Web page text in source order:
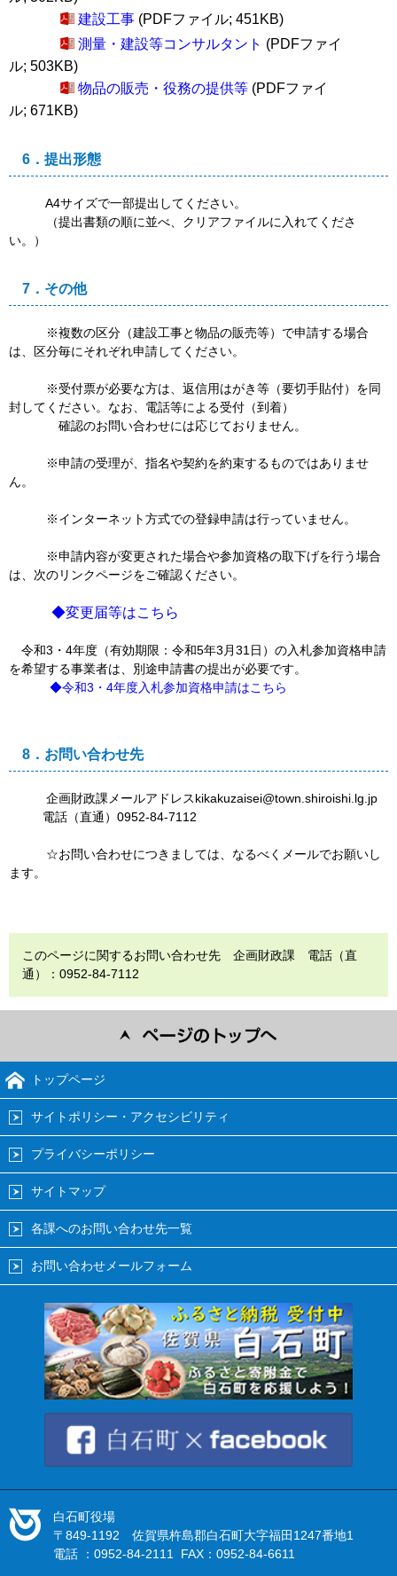
建設工事 (PDFファイル; 451KB)
測量・建設等コンサルタント (PDFファイ
ル; 503KB)
物品の販売・役務の提供等 (PDFファイ
ル; 671KB)
6．提出形態
A4サイズで一部提出してください。
（提出書類の順に並べ、クリアファイルに入れてくださ
い。）
7．その他
※複数の区分（建設工事と物品の販売等）で申請する場合
は、区分毎にそれぞれ申請してください。
※受付票が必要な方は、返信用はがき等（要切手貼付）を同
封してください。なお、電話等による受付（到着）
確認のお問い合わせには応じておりません。
※申請の受理が、指名や契約を約束するものではありませ
ん。
※インターネット方式での登録申請は行っていません。
※申請内容が変更された場合や参加資格の取下げを行う場合
は、次のリンクページをご確認ください。
◆変更届等はこちら
令和3・4年度（有効期限：令和5年3月31日）の入札参加資格申請
を希望する事業者は、別途申請書の提出が必要です。
◆令和3・4年度入札参加資格申請はこちら
8．お問い合わせ先
企画財政課メールアドレスkikakuzaisei@town.shiroishi.lg.jp
電話（直通）0952-84-7112
☆お問い合わせにつきましては、なるべくメールでお願いし
ます。
このページに関するお問い合わせ先 企画財政課 電話（直
通）：0952-84-7112
トップページ
サイトポリシー・アクセシビリティ
プライバシーポリシー
サイトマップ
各課へのお問い合わせ先一覧
お問い合わせメールフォーム
白石町役場
〒849-1192 佐賀県杵島郡白石町大字福田1247番地1
電話 ：0952-84-2111 FAX：0952-84-6611